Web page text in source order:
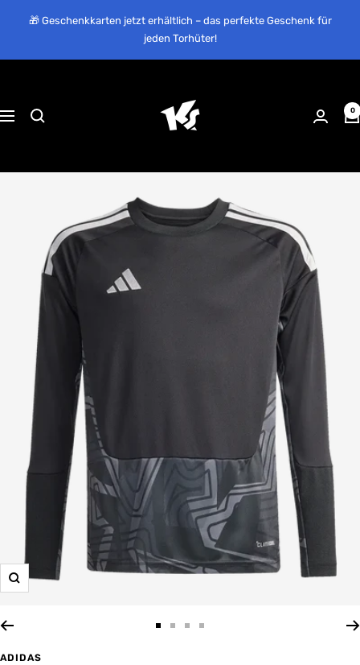
🎁 Geschenkkarten jetzt erhältlich – das perfekte Geschenk für
jeden Torhüter!
Navigation
Suisse
0
Zoom
ADIDAS